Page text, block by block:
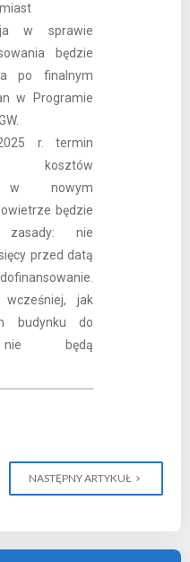
w sprawie
będzie
po finalnym
w Programie
r. termin
kosztów
w nowym
będzie
zasady: nie
przed datą
wcześniej, jak
budynku do
nie będą
NASTĘPNY ARTYKUŁ